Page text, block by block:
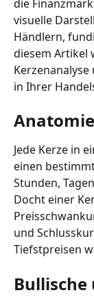
die
visuelle
Händlern,
diesem Artikel
in Ihrer
Jede Kerze in
einen
Stunden,
Docht einer
und
Tiefstpreisen
Bullische